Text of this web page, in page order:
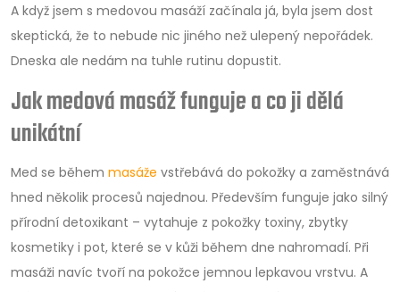
A když jsem s medovou masáží začínala já, byla jsem dost
skeptická, že to nebude nic jiného než ulepený nepořádek.
Dneska ale nedám na tuhle rutinu dopustit.
Jak medová masáž funguje a co ji dělá
unikátní
Med se během masáže vstřebává do pokožky a zaměstnává
hned několik procesů najednou. Především funguje jako silný
přírodní detoxikant – vytahuje z pokožky toxiny, zbytky
kosmetiky i pot, které se v kůži během dne nahromadí. Při
masáži navíc tvoří na pokožce jemnou lepkavou vrstvu. A